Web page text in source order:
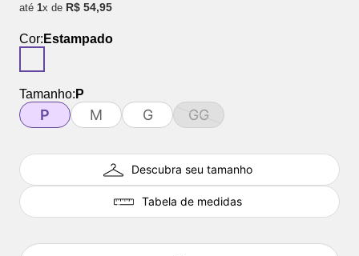
até 1x de R$ 54,95
Cor: Estampado
Tamanho: P
P M G GG
Descubra seu tamanho
Tabela de medidas